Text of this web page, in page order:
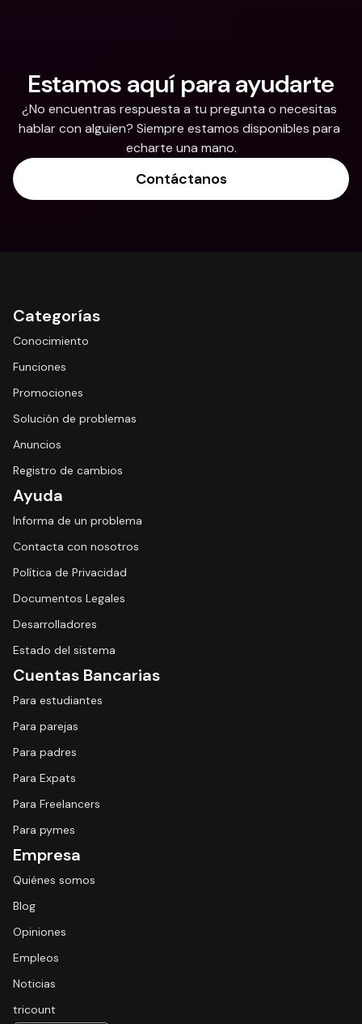
Estamos aquí para ayudarte
¿No encuentras respuesta a tu pregunta o necesitas
hablar con alguien? Siempre estamos disponibles para
echarte una mano.
Contáctanos
Categorías
Conocimiento
Funciones
Promociones
Solución de problemas
Anuncios
Registro de cambios
Ayuda
Informa de un problema
Contacta con nosotros
Política de Privacidad
Documentos Legales
Desarrolladores
Estado del sistema
Cuentas Bancarias
Para estudiantes
Para parejas
Para padres
Para Expats
Para Freelancers
Para pymes
Empresa
Quiénes somos
Blog
Opiniones
Empleos
Noticias
tricount